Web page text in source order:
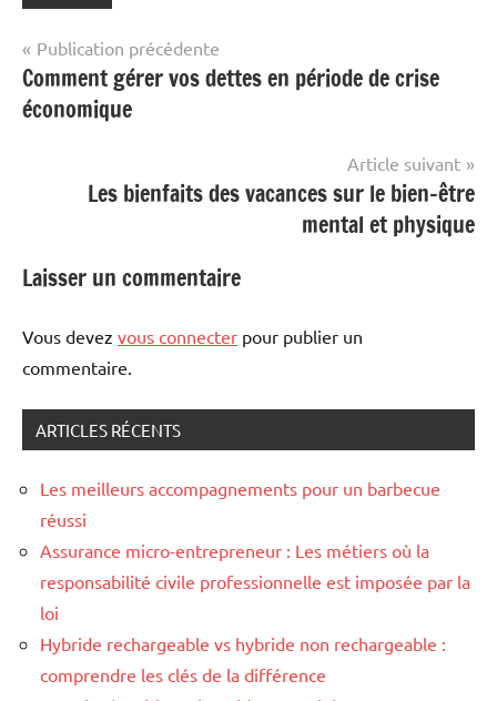
Navigation
de
l’article
Publication précédente
Comment gérer vos dettes en période de crise
économique
Article suivant
Les bienfaits des vacances sur le bien-être
mental et physique
Laisser un commentaire
Vous devez vous connecter pour publier un
commentaire.
ARTICLES RÉCENTS
Les meilleurs accompagnements pour un barbecue
réussi
Assurance micro-entrepreneur : Les métiers où la
responsabilité civile professionnelle est imposée par la
loi
Hybride rechargeable vs hybride non rechargeable :
comprendre les clés de la différence